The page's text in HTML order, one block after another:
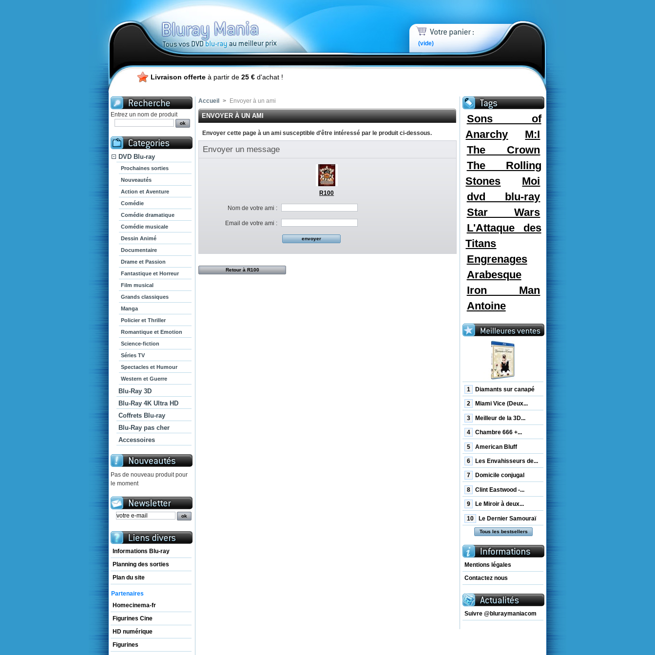
(vide)
Livraison offerte à partir de 25 € d'achat !
Entrez un nom de produit
DVD Blu-ray
Prochaines sorties
Nouveautés
Action et Aventure
Comédie
Comédie dramatique
Comédie musicale
Dessin Animé
Documentaire
Drame et Passion
Fantastique et Horreur
Film musical
Grands classiques
Manga
Policier et Thriller
Romantique et Emotion
Science-fiction
Séries TV
Spectacles et Humour
Western et Guerre
Blu-Ray 3D
Blu-Ray 4K Ultra HD
Coffrets Blu-ray
Blu-Ray pas cher
Accessoires
Pas de nouveau produit pour
le moment
Informations Blu-ray
Planning des sorties
Plan du site
Partenaires
Homecinema-fr
Figurines Cine
HD numérique
Figurines
Accueil > Envoyer à un ami
ENVOYER À UN AMI
Envoyer cette page à un ami susceptible d'être intéressé par le produit ci-dessous.
Envoyer un message
R100
Nom de votre ami :
Email de votre ami :
Retour à R100
Sons of
Anarchy
M:I
The Crown
The Rolling
Stones
Moi
dvd blu-ray
Star Wars
L'Attaque des
Titans
Engrenages
Arabesque
Iron Man
Antoine
1 Diamants sur canapé
2 Miami Vice (Deux...
3 Meilleur de la 3D...
4 Chambre 666 +...
5 American Bluff
6 Les Envahisseurs de...
7 Domicile conjugal
8 Clint Eastwood -...
9 Le Miroir à deux...
10 Le Dernier Samouraï
Tous les bestsellers
Mentions légales
Contactez nous
Suivre @bluraymaniacom